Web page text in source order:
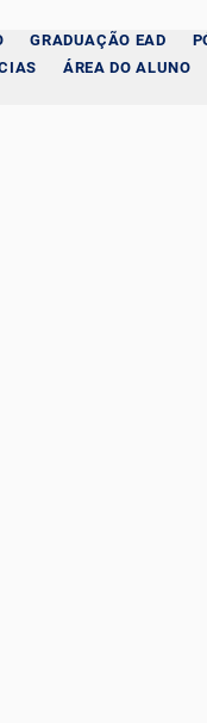
GRADUAÇÃO EAD
ÁREA DO ALUNO